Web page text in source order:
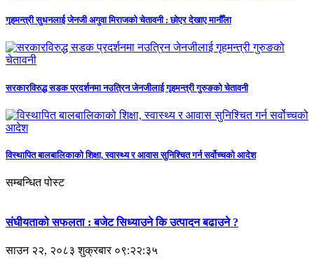
गृहमन्त्री सुधनलाई जेनजी अगुवा मिराजको चेतावनी : छोएर देखाए मानौँला
सरकारविरुद्ध सडक प्रदर्शनमा नउत्रिन जेनजीलाई गृहमन्त्री गुरुङको चेतावनी
विस्थापित बालबालिकाको शिक्षा, स्वास्थ्य र आवास सुनिश्चित गर्न सर्वोच्चको आदेश
सम्बन्धित पोस्ट
संघीयताको सफलता : बजेट सिध्याउने कि उत्पादन बढाउने ?
साउन २२, २०८३ शुक्रबार ०९:२२:३५